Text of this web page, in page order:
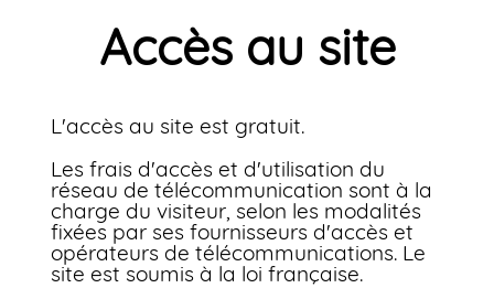
Accès au site
L'accès au site est gratuit.
Les frais d'accès et d'utilisation du
réseau de télécommunication sont à la
charge du visiteur, selon les modalités
fixées par ses fournisseurs d'accès et
opérateurs de télécommunications. Le
site est soumis à la loi française.